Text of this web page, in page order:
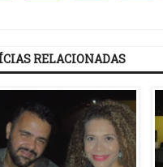
RELACIONADAS